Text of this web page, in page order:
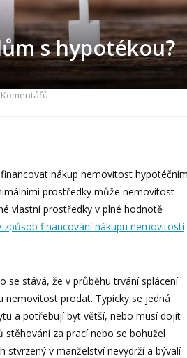
s hypotékou?
Komentářů
nákup nemovitost hypotéčním
prostředky může nemovitost
vlastní prostředky v plné hodnotě
způsob financování nákupu nemovitosti
se stává, že v průběhu trvání splácení
prodat. Typicky se jedná
a potřebují byt větší, nebo musí dojít
za prací nebo se bohužel
stvrzený v manželství nevydrží a bývalí